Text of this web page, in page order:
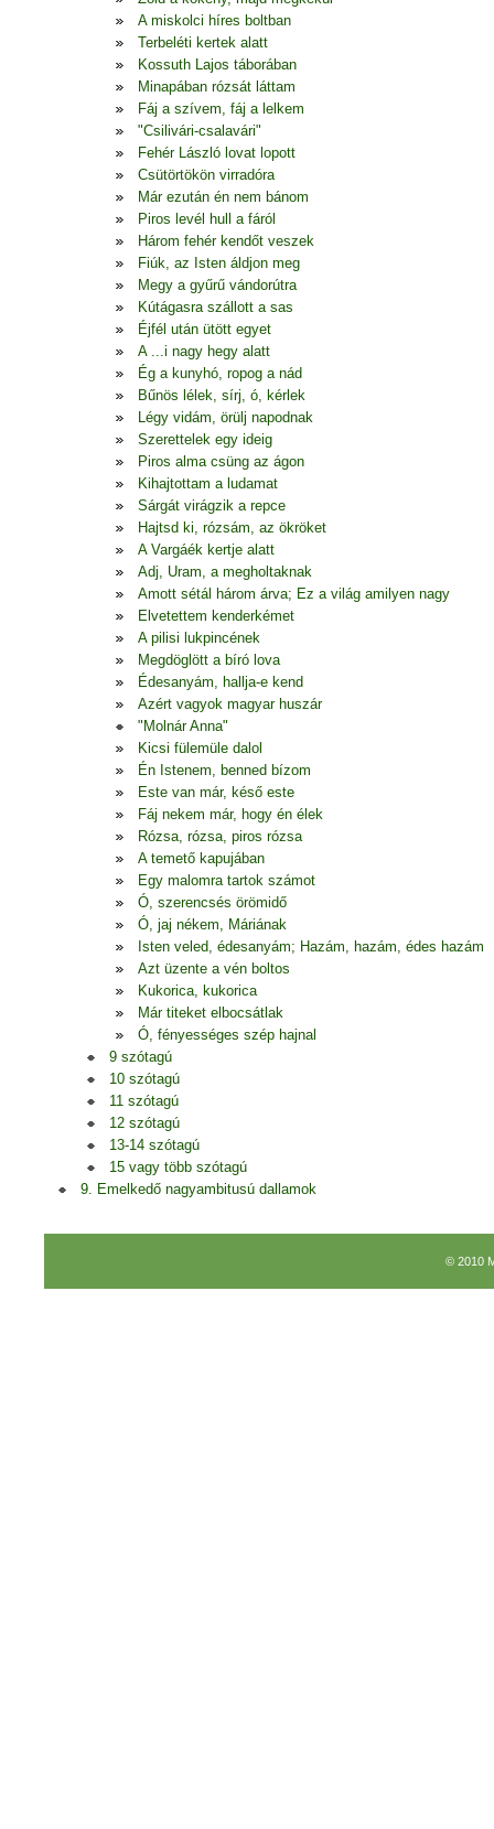
A miskolci híres boltban
Terbeléti kertek alatt
Kossuth Lajos táborában
Minapában rózsát láttam
Fáj a szívem, fáj a lelkem
"Csilivári-csalavári"
Fehér László lovat lopott
Csütörtökön virradóra
Már ezután én nem bánom
Piros levél hull a fáról
Három fehér kendőt veszek
Fiúk, az Isten áldjon meg
Megy a gyűrű vándorútra
Kútágasra szállott a sas
Éjfél után ütött egyet
A ...i nagy hegy alatt
Ég a kunyhó, ropog a nád
Bűnös lélek, sírj, ó, kérlek
Légy vidám, örülj napodnak
Szerettelek egy ideig
Piros alma csüng az ágon
Kihajtottam a ludamat
Sárgát virágzik a repce
Hajtsd ki, rózsám, az ökröket
A Vargáék kertje alatt
Adj, Uram, a megholtaknak
Amott sétál három árva; Ez a világ amilyen nagy
Elvetettem kenderkémet
A pilisi lukpincének
Megdöglött a bíró lova
Édesanyám, hallja-e kend
Azért vagyok magyar huszár
"Molnár Anna"
Kicsi fülemüle dalol
Én Istenem, benned bízom
Este van már, késő este
Fáj nekem már, hogy én élek
Rózsa, rózsa, piros rózsa
A temető kapujában
Egy malomra tartok számot
Ó, szerencsés örömidő
Ó, jaj nékem, Máriának
Isten veled, édesanyám; Hazám, hazám, édes hazám
Azt üzente a vén boltos
Kukorica, kukorica
Már titeket elbocsátlak
Ó, fényességes szép hajnal
9 szótagú
10 szótagú
11 szótagú
12 szótagú
13-14 szótagú
15 vagy több szótagú
9. Emelkedő nagyambitusú dallamok
© 2010